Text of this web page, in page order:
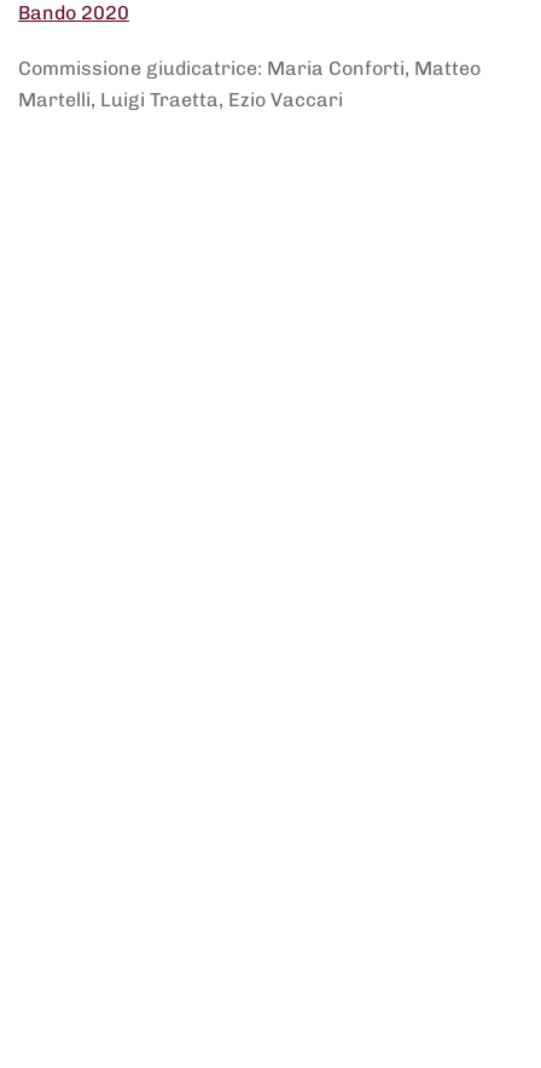
Bando 2020
Commissione giudicatrice: Maria Conforti, Matteo
Martelli, Luigi Traetta, Ezio Vaccari